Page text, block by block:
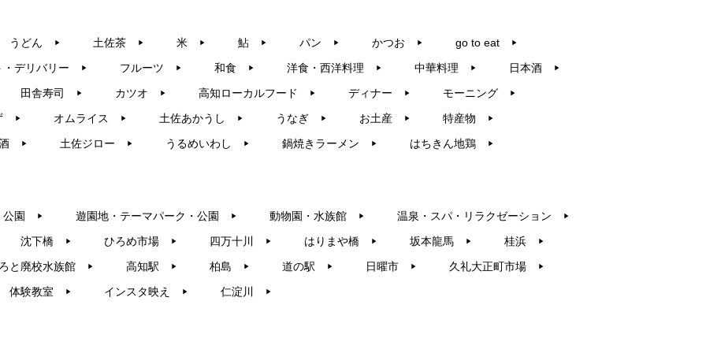
うどん ▶︎ 土佐茶 ▶︎ 米 ▶︎ 鮎 ▶︎ パン ▶︎ かつお ▶︎ go to eat ▶︎
デリバリー ▶︎ フルーツ ▶︎ 和食 ▶︎ 洋食・西洋料理 ▶︎ 中華料理 ▶︎ 日本酒 ▶︎
田舎寿司 ▶︎ カツオ ▶︎ 高知ローカルフード ▶︎ ディナー ▶︎ モーニング ▶︎
▶︎ オムライス ▶︎ 土佐あかうし ▶︎ うなぎ ▶︎ お土産 ▶︎ 特産物 ▶︎
▶︎ 土佐ジロー ▶︎ うるめいわし ▶︎ 鍋焼きラーメン ▶︎ はちきん地鶏 ▶︎
園 ▶︎ 遊園地・テーマパーク・公園 ▶︎ 動物園・水族館 ▶︎ 温泉・スパ・リラクゼーション ▶︎
沈下橋 ▶︎ ひろめ市場 ▶︎ 四万十川 ▶︎ はりまや橋 ▶︎ 坂本龍馬 ▶︎ 桂浜 ▶︎
と廃校水族館 ▶︎ 高知駅 ▶︎ 柏島 ▶︎ 道の駅 ▶︎ 日曜市 ▶︎ 久礼大正町市場 ▶︎
体験教室 ▶︎ インスタ映え ▶︎ 仁淀川 ▶︎